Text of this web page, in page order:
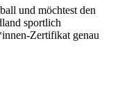
und möchtest den
sportlich
Zertifikat genau